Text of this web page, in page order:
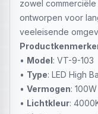
zowel
ontworpen voor
veeleisende
• Model: VT-9-103
• Type: LED High
• Vermogen: 100W
• Lichtkleur: